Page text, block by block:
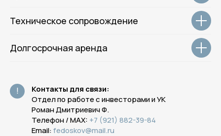
Техническое сопровождение
Долгосрочная аренда
!
Контакты для связи:
Отдел по работе с инвесторами и УК
Роман Дмитриевич Ф.
Телефон / MAX: +7 (921) 882-39-84
Email:fedoskov@mail.ru